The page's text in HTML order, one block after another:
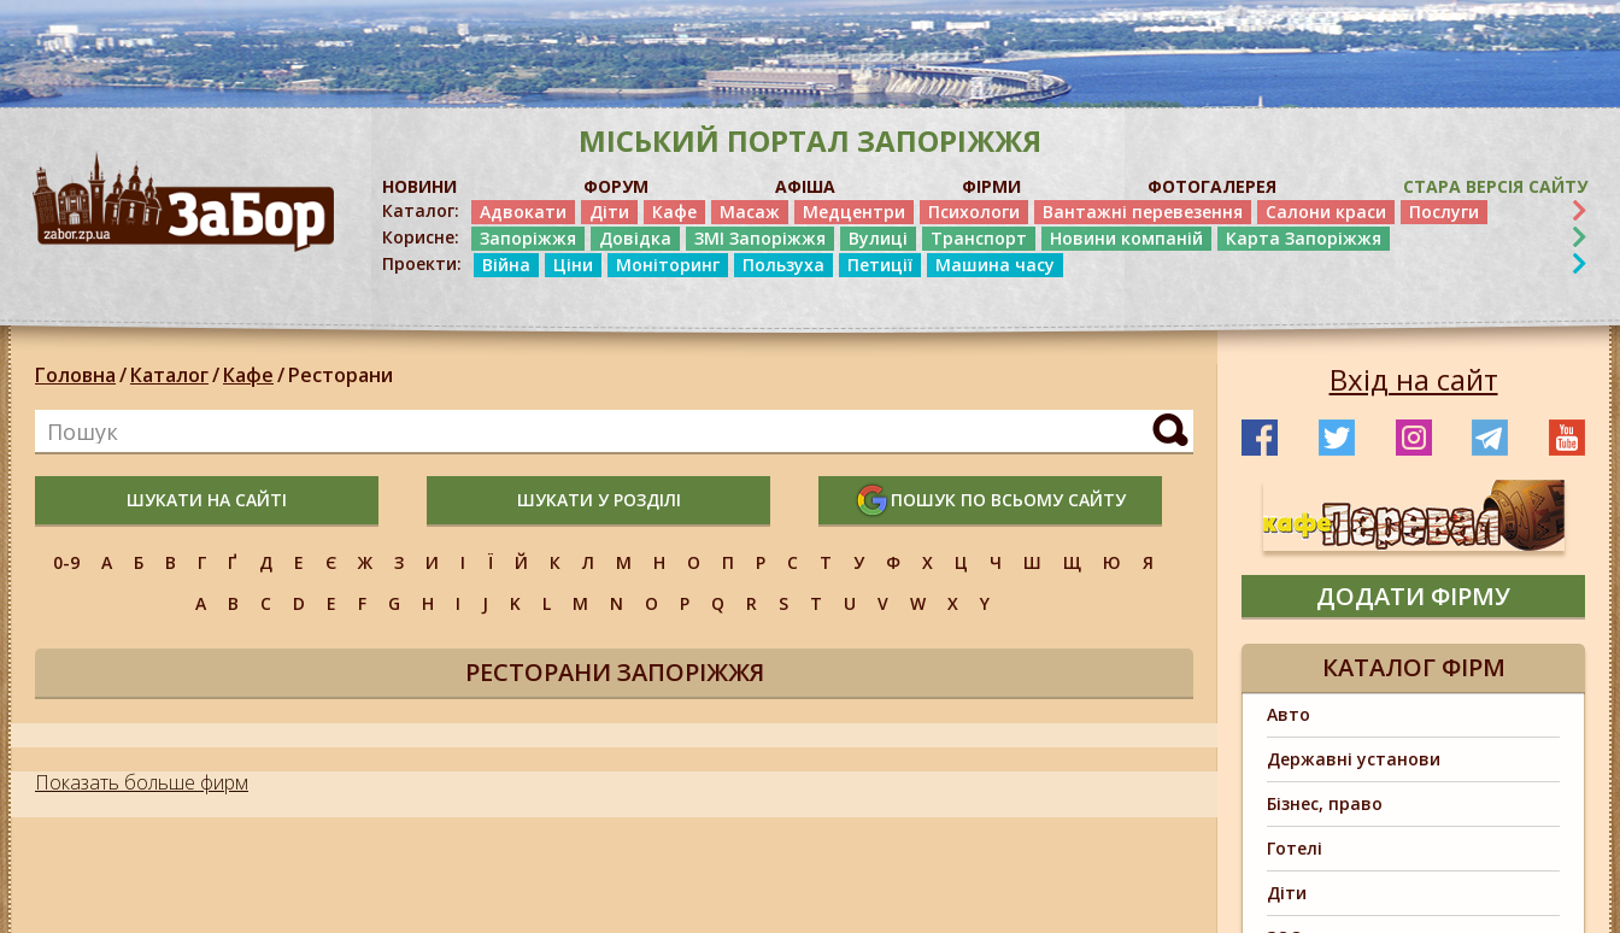
МІСЬКИЙ ПОРТАЛ ЗАПОРІЖЖЯ
НОВИНИ ФОРУМ АФІША ФІРМИ ФОТОГАЛЕРЕЯ
СТАРА ВЕРСІЯ САЙТУ
Каталог:
Адвокати Діти Кафе Масаж Медцентри Психологи Вантажні перевезення Салони краси
Послуги
Корисне:
Запоріжжя Довідка ЗМІ Запоріжжя Вулиці Транспорт Новини компаній
Карта Запоріжжя
Проекти:
Війна Ціни Моніторинг Пользуха Петиції Машина часу
Головна/Каталог/Кафе/Ресторани
ШУКАТИ НА САЙТІ ШУКАТИ У РОЗДІЛІ ПОШУК ПО ВСЬОМУ САЙТУ
0-9 А Б В Г Ґ Д Е Є Ж З И І Ї Й К Л М Н О П Р С Т У Ф Х Ц Ч Ш Щ Ю
Я
A
B C D E F G H I J K L M N O P Q R S T U V W X Y
РЕСТОРАНИ ЗАПОРІЖЖЯ
Показать больше фирм
Вхід на сайт
ДОДАТИ ФІРМУ
КАТАЛОГ ФІРМ
Авто
Державні установи
Бізнес, право
Готелі
Діти